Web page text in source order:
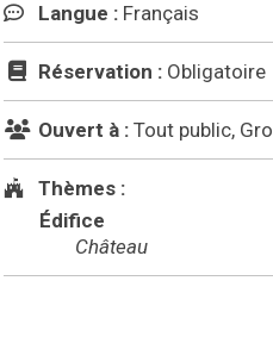
Langue : Français
Réservation : Obligatoire
Ouvert à : Tout public,
Thèmes :
Édifice
Château